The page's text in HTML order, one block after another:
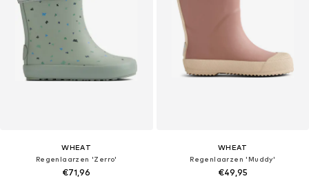
WHEAT
Regenlaarzen 'Zerro'
€71,96
WHEAT
Regenlaarzen 'Muddy'
€49,95